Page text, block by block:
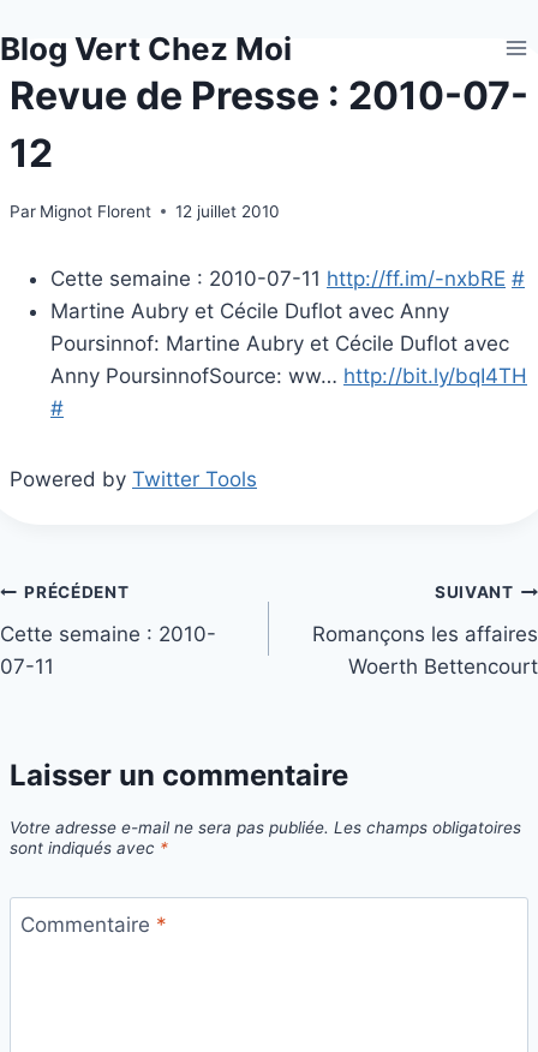
au
contenu
Blog Vert Chez Moi
Revue de Presse : 2010-07-
12
Par Mignot Florent 12 juillet 2010
Cette semaine : 2010-07-11 http://ff.im/-nxbRE #
Martine Aubry et Cécile Duflot avec Anny
Poursinnof: Martine Aubry et Cécile Duflot avec
Anny PoursinnofSource: ww… http://bit.ly/bqI4TH
#
Powered by Twitter Tools
Navigation
de
PRÉCÉDENT
Cette semaine : 2010-
07-11
SUIVANT
Romançons les affaires
Woerth Bettencourt
Laisser un commentaire
Votre adresse e-mail ne sera pas publiée. Les champs obligatoires
sont indiqués avec *
Commentaire *